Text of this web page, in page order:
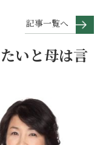
記事一覧へ
いと母は言